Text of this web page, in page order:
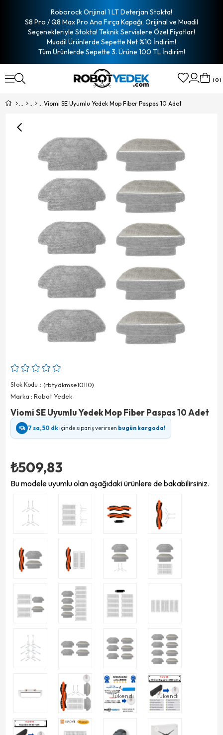
Roborock Orijinal 1 LT Deterjan Stokta!
S8 Pro / Q8 Max Pro Ana Fırça Kapağı, Orijinal ve Muadil
Seçenekleriyle Stokta! Teknik Servislere Özel Fiyatlar!
Muadil Ürünlerde Sepette Net %10 İndirim!
Tüm Ürünlerde Sepette 3. Ürüne 100 TL İndirim!
0
Viomi SE Uyumlu Yedek Mop Fiber Paspas 10 Adet
Stok Kodu
(rbtydkmse10110)
Marka : Robot Yedek
Viomi SE Uyumlu Yedek Mop Fiber Paspas 10 Adet
7 sa, 50 dkiçinde sipariş verirsen bugün kargoda!
₺509,83
Bu modele uyumlu olan aşağıdaki ürünlere de bakabilirsiniz.
Tükendi Tükendi